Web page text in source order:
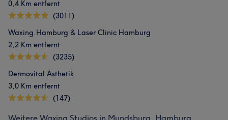
0,4 Km entfernt
(3011)
Waxing.Hamburg & Laser Clinic Hamburg
2,2 Km entfernt
(3235)
Dermovital Ästhetik
3,0 Km entfernt
(147)
Weitere Waxing Studios in Mundsburg, Hamburg